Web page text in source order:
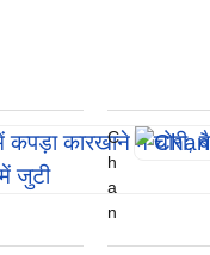
C
h
a
n